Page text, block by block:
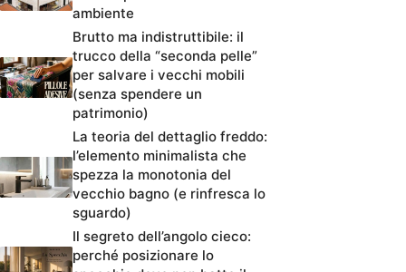
ambiente
Brutto ma indistruttibile: il
trucco della “seconda pelle”
per salvare i vecchi mobili
(senza spendere un
patrimonio)
La teoria del dettaglio freddo:
l’elemento minimalista che
spezza la monotonia del
vecchio bagno (e rinfresca lo
sguardo)
Il segreto dell’angolo cieco:
perché posizionare lo